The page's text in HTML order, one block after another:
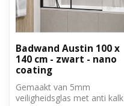
Badwand Austin 100 x
140 cm - zwart - nano
coating
Gemaakt van 5mm
veiligheidsglas met anti kalk